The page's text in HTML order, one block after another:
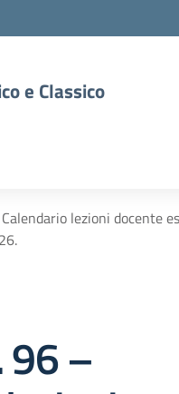
e Classico
lezioni docente
96 –